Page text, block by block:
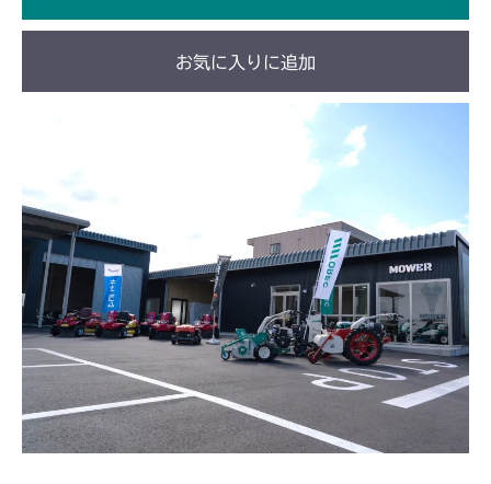
ミッション FIG4 アクスル
CM2503
ミッション FIG4 アクスル
CMX1402RC
ミッション FIG4 アクスル
ミッション FIG4 アクスル
ミッション FIG4 アクスル
CMX2202RC
ミッション FIG4 アクスル
CMX2202YC
ミッション FIG4 アクスル
CMX2202YCV/YCS
ミッション FIG4 アクスル
CMX2206HC
ミッション FIG4 アクスル
CMX2402HC
お気に入りに追加